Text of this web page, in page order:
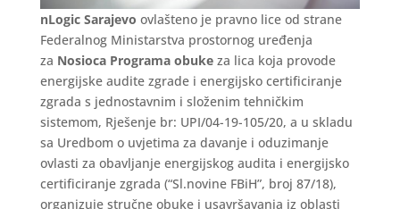
nLogic Sarajevo ovlašteno je pravno lice od strane
Federalnog Ministarstva prostornog uređenja
za Nosioca Programa obukeza lica koja provode
energijske audite zgrade i energijsko certificiranje
zgrada s jednostavnim i složenim tehničkim
sistemom, Rješenje br: UPI/04-19-105/20, a u skladu
sa Uredbom o uvjetima za davanje i oduzimanje
ovlasti za obavljanje energijskog audita i energijsko
certificiranje zgrada (“Sl.novine FBiH”, broj 87/18),
organizuje stručne obuke i usavršavanja iz oblasti